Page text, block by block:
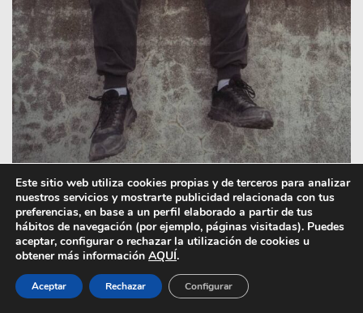
Para ti, ¿qué significa cuando no hay nadie al
volante? ¿Lo consideras algo positivo o
negativo?
Este sitio web utiliza cookies propias y de terceros para analizar
nuestros servicios y mostrarte publicidad relacionada con tus
preferencias, en base a un perfil elaborado a partir de tus
hábitos de navegación (por ejemplo, páginas visitadas). Puedes
aceptar, configurar o rechazar la utilización de cookies u
obtener más información AQUÍ.
Aceptar Rechazar Configurar